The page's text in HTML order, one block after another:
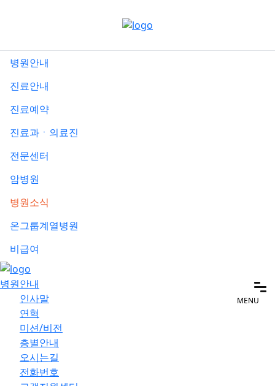
너
병원안내
진료안내
진료예약
진료과ㆍ의료진
전문센터
암병원
병원소식
온그룹계열병원
비급여
MENU
병원안내
인사말
연혁
미션/비전
층별안내
오시는길
전화번호